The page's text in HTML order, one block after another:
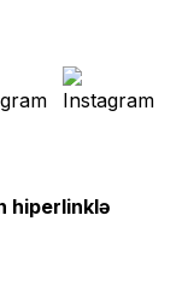
hiperlinklə